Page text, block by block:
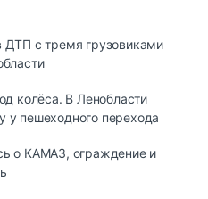
ДТП с тремя грузовиками
колёса. В Ленобласти
у пешеходного перехода
о КАМАЗ, ограждение и